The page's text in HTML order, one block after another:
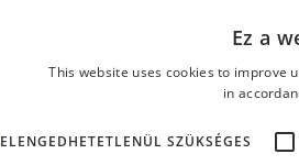
Ez a
This website uses cookies to improve
in
ELENGEDHETETLENÜL SZÜKSÉGES